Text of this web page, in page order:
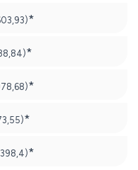
*
*
*
*
*